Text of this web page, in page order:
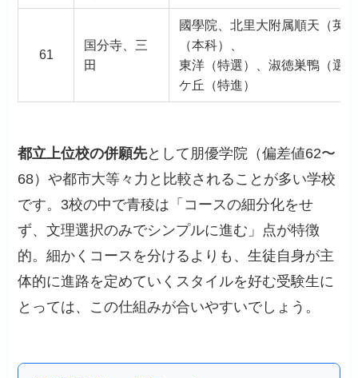
61
国分寺、三
田
國學院、北里大附属順天（英
（本科）、
東洋（特選）、淑徳巣鴨（選
ケ丘（特進）
都立上位校の併願先として朋優学院（偏差値62〜
68）や都市大等々力と比較されることが多い学校
です。3校の中で青稜は「コースの細分化をせ
ず、文理選択のみでシンプルに進む」点が特徴
的。細かくコースを分けるよりも、生徒自身が主
体的に進路を定めていくスタイルを好む受験生に
とっては、この仕組みが合いやすいでしょう。